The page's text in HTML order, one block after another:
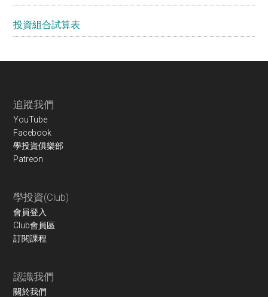
投資組合試算表
Footer
追蹤我們
YouTube
Facebook
學投資俱樂部
Patreon
學投資(Club)
會員登入
Club會員區
訂閱課程
認識我們
關於我們